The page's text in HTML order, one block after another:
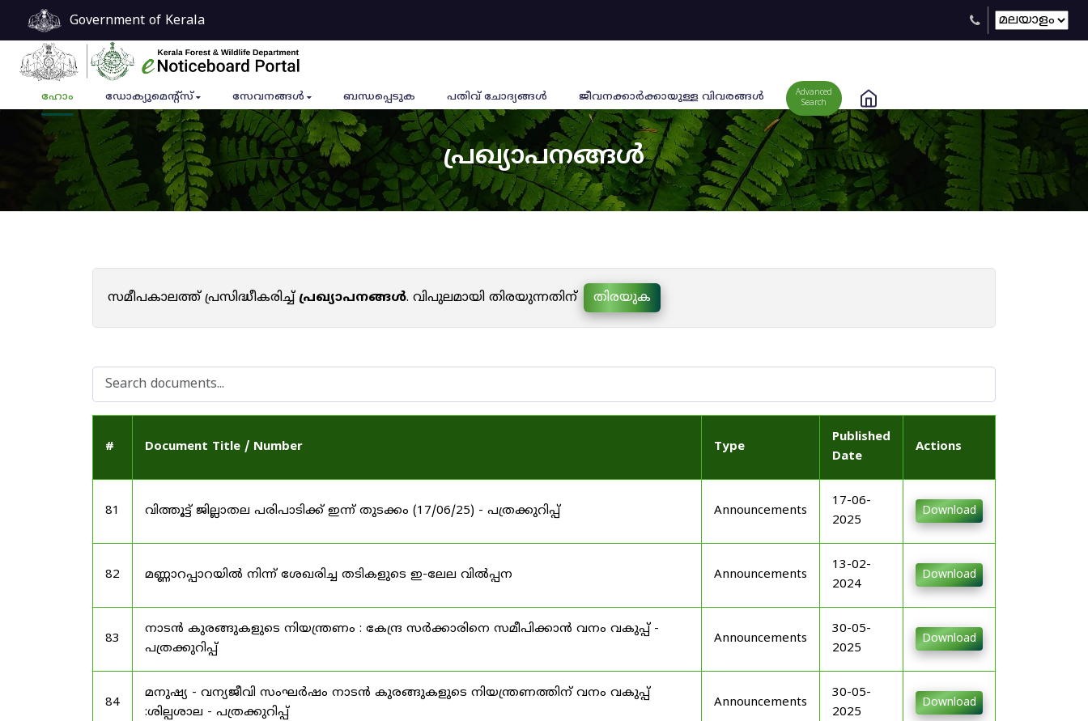
Government of Kerala
ഹോം ഡോക്യുമെൻ്റ്സ് സേവനങ്ങൾ ബന്ധപ്പെടുക പതിവ് ചോദ്യങ്ങൾ ജീവനക്കാര്‍ക്കായുള്ള വിവരങ്ങള്‍
Advanced
Search
പ്രഖ്യാപനങ്ങൾ
സമീപകാലത്ത് പ്രസിദ്ധീകരിച്ച്പ്രഖ്യാപനങ്ങൾ. വിപുലമായി തിരയുന്നതിന് തിരയുക
# Document Title / Number Type
Published
Date
Actions
81 വിത്തൂട്ട് ജില്ലാതല പരിപാടിക്ക് ഇന്ന് തുടക്കം (17/06/25) - പത്രക്കുറിപ്പ് Announcements
17-06-
2025
Download
82 മണ്ണാറപ്പാറയിൽ നിന്ന് ശേഖരിച്ച തടികളുടെ ഇ-ലേല വിൽപ്പന Announcements
13-02-
2024
Download
83
നാടൻ കുരങ്ങുകളുടെ നിയന്ത്രണം : കേന്ദ്ര സർക്കാരിനെ സമീപിക്കാൻ വനം വകുപ്പ് -
പത്രക്കുറിപ്പ്
Announcements
30-05-
2025
Download
84
മനുഷ്യ - വന്യജീവി സംഘർഷം നാടൻ കുരങ്ങുകളുടെ നിയന്ത്രണത്തിന് വനം വകുപ്പ്
:ശില്പശാല - പത്രക്കുറിപ്പ്
Announcements
30-05-
2025
Download